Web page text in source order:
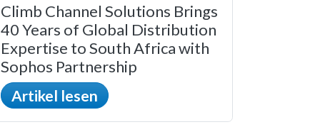
Climb Channel Solutions Brings
40 Years of Global Distribution
Expertise to South Africa with
Sophos Partnership
Artikel lesen